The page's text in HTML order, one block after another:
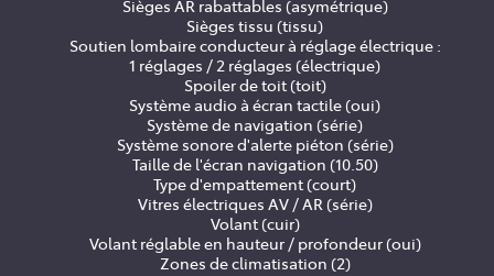
Sièges AR rabattables (asymétrique)
Sièges tissu (tissu)
Soutien lombaire conducteur à réglage électrique :
1 réglages / 2 réglages (électrique)
Spoiler de toit (toit)
Système audio à écran tactile (oui)
Système de navigation (série)
Système sonore d'alerte piéton (série)
Taille de l'écran navigation (10.50)
Type d'empattement (court)
Vitres électriques AV / AR (série)
Volant (cuir)
Volant réglable en hauteur / profondeur (oui)
Zones de climatisation (2)